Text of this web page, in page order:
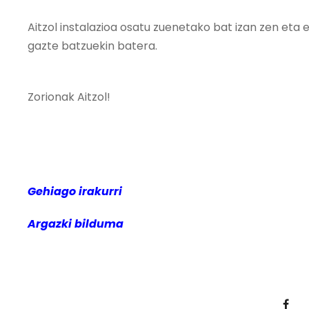
Aitzol instalazioa osatu zuenetako bat izan zen eta
gazte batzuekin batera.
Zorionak Aitzol!
Gehiago irakurri
Argazki bilduma